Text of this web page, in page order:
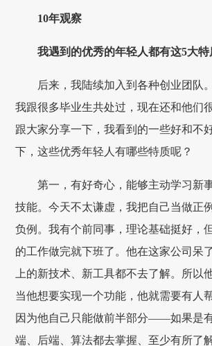
10年观察
我遇到的优秀的年轻人都有这5大特
后来，我陆续加入到各种创业团队
我跟很多毕业生共处过，现在还和他们
跟大家分享一下，我看到的一些好和不
下，这些优秀年轻人有哪些特质呢？
第一，有好奇心，能够主动学习新
技能。今天不太谦虚，我把自己当做正
负例。我有个前同事，理论基础挺好，
的工作做完就下班了。他在这家公司呆
上的新技术、新工具都不去了解。所以
当他想要实现一个功能，他就需要有人
因为他自己只能做前半部分——如果是
端、后端、算法都去掌握、至少有所了